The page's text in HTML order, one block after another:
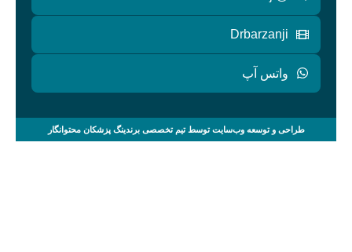
Drbarzanji
واتس آپ
طراحی و توسعه وب‌سایت توسط تیم تخصصی برندینگ پزشکان محتوانگار